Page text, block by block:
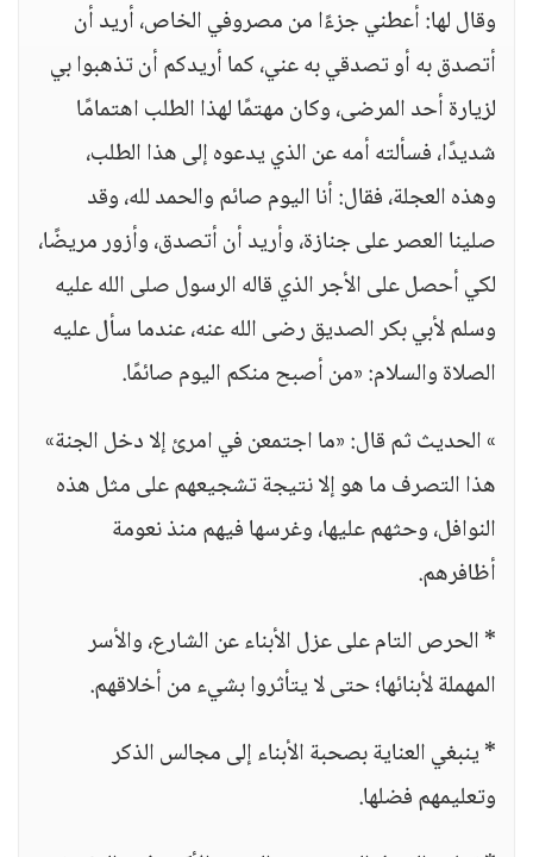
وقال لها: أعطني جزءًا من مصروفي الخاص، أريد أن
أتصدق به أو تصدقي به عني، كما أريدكم أن تذهبوا بي
لزيارة أحد المرضى، وكان مهتمًا لهذا الطلب اهتمامًا
شديدًا، فسألته أمه عن الذي يدعوه إلى هذا الطلب،
وهذه العجلة، فقال: أنا اليوم صائم والحمد لله، وقد
صلينا العصر على جنازة، وأريد أن أتصدق، وأزور مريضًا،
لكي أحصل على الأجر الذي قاله الرسول صلى الله عليه
وسلم لأبي بكر الصديق رضى الله عنه، عندما سأل عليه
الصلاة والسلام: «من أصبح منكم اليوم صائمًا.
» الحديث ثم قال: «ما اجتمعن في امرئ إلا دخل الجنة»
هذا التصرف ما هو إلا نتيجة تشجيعهم على مثل هذه
النوافل، وحثهم عليها، وغرسها فيهم منذ نعومة
أظافرهم.
* الحرص التام على عزل الأبناء عن الشارع، والأسر
المهملة لأبنائها؛ حتى لا يتأثروا بشيء من أخلاقهم.
* ينبغي العناية بصحبة الأبناء إلى مجالس الذكر
وتعليمهم فضلها.